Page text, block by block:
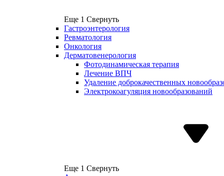
Еще 1 Свернуть
Гастроэнтерология
Ревматология
Онкология
Дерматовенерология
Фотодинамическая терапия
Лечение ВПЧ
Удаление доброкачественных
Электрокоагуляция новообразований
Еще 1 Свернуть